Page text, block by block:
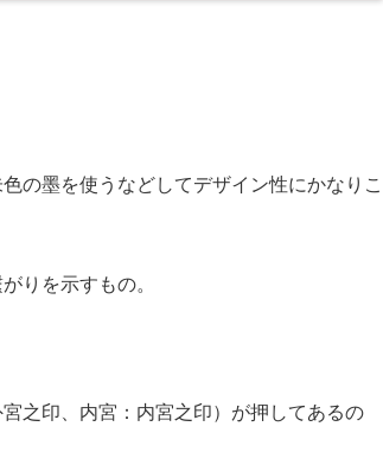
の墨を使うなどしてデザイン性にかなりこ
りを示すもの。
之印、内宮：内宮之印）が押してあるの